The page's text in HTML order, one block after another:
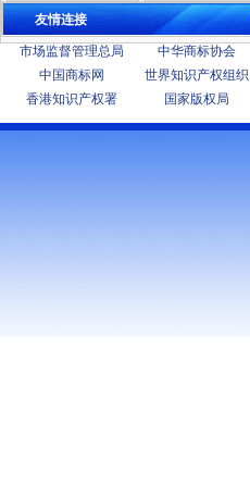
友情连接
市场监督管理总局
中华商标协会
中国商标网
世界知识产权组织
香港知识产权署
国家版权局